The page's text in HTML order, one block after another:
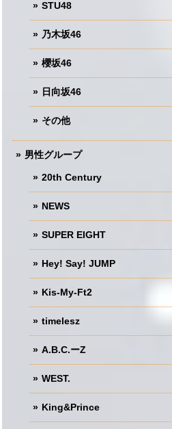
STU48
乃木坂46
櫻坂46
日向坂46
その他
男性グループ
20th Century
NEWS
SUPER EIGHT
Hey! Say! JUMP
Kis-My-Ft2
timelesz
A.B.C.ーZ
WEST.
King&Prince